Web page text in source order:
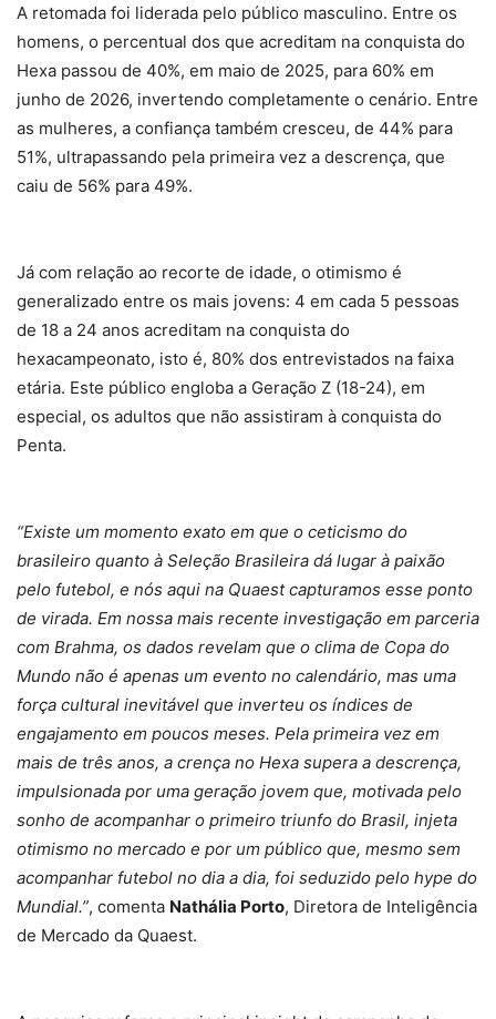
A retomada foi liderada pelo público masculino. Entre os
homens, o percentual dos que acreditam na conquista do
Hexa passou de 40%, em maio de 2025, para 60% em
junho de 2026, invertendo completamente o cenário. Entre
as mulheres, a confiança também cresceu, de 44% para
51%, ultrapassando pela primeira vez a descrença, que
caiu de 56% para 49%.
Já com relação ao recorte de idade, o otimismo é
generalizado entre os mais jovens: 4 em cada 5 pessoas
de 18 a 24 anos acreditam na conquista do
hexacampeonato, isto é, 80% dos entrevistados na faixa
etária. Este público engloba a Geração Z (18-24), em
especial, os adultos que não assistiram à conquista do
Penta.
“Existe um momento exato em que o ceticismo do
brasileiro quanto à Seleção Brasileira dá lugar à paixão
pelo futebol, e nós aqui na Quaest capturamos esse ponto
de virada. Em nossa mais recente investigação em parceria
com Brahma, os dados revelam que o clima de Copa do
Mundo não é apenas um evento no calendário, mas uma
força cultural inevitável que inverteu os índices de
engajamento em poucos meses. Pela primeira vez em
mais de três anos, a crença no Hexa supera a descrença,
impulsionada por uma geração jovem que, motivada pelo
sonho de acompanhar o primeiro triunfo do Brasil, injeta
otimismo no mercado e por um público que, mesmo sem
acompanhar futebol no dia a dia, foi seduzido pelo hype do
Mundial.”, comenta Nathália Porto, Diretora de Inteligência
de Mercado da Quaest.